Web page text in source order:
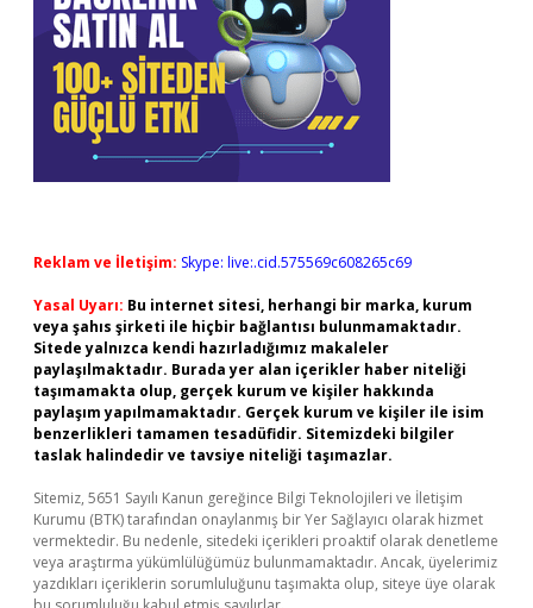
Reklam ve İletişim: Skype: live:.cid.575569c608265c69
Yasal Uyarı: Bu internet sitesi, herhangi bir marka, kurum
veya şahıs şirketi ile hiçbir bağlantısı bulunmamaktadır.
Sitede yalnızca kendi hazırladığımız makaleler
paylaşılmaktadır. Burada yer alan içerikler haber niteliği
taşımamakta olup, gerçek kurum ve kişiler hakkında
paylaşım yapılmamaktadır. Gerçek kurum ve kişiler ile isim
benzerlikleri tamamen tesadüfidir. Sitemizdeki bilgiler
taslak halindedir ve tavsiye niteliği taşımazlar.
Sitemiz, 5651 Sayılı Kanun gereğince Bilgi Teknolojileri ve İletişim
Kurumu (BTK) tarafından onaylanmış bir Yer Sağlayıcı olarak hizmet
vermektedir. Bu nedenle, sitedeki içerikleri proaktif olarak denetleme
veya araştırma yükümlülüğümüz bulunmamaktadır. Ancak, üyelerimiz
yazdıkları içeriklerin sorumluluğunu taşımakta olup, siteye üye olarak